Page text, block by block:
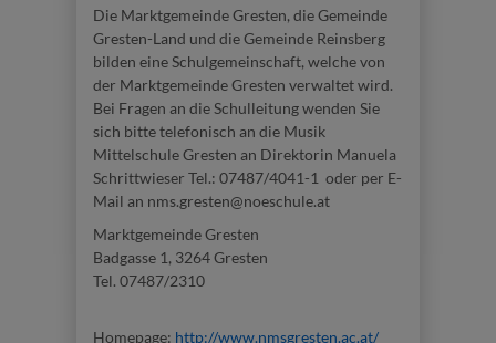
Die Marktgemeinde Gresten, die Gemeinde
Gresten-Land und die Gemeinde Reinsberg
bilden eine Schulgemeinschaft, welche von
der Marktgemeinde Gresten verwaltet wird.
Bei Fragen an die Schulleitung wenden Sie
sich bitte telefonisch an die Musik
Mittelschule Gresten an Direktorin Manuela
Schrittwieser Tel.: 07487/4041-1 oder per E-
Mail an nms.gresten@noeschule.at
Marktgemeinde Gresten
Badgasse 1, 3264 Gresten
Tel. 07487/2310
Homepage: http://www.nmsgresten.ac.at/